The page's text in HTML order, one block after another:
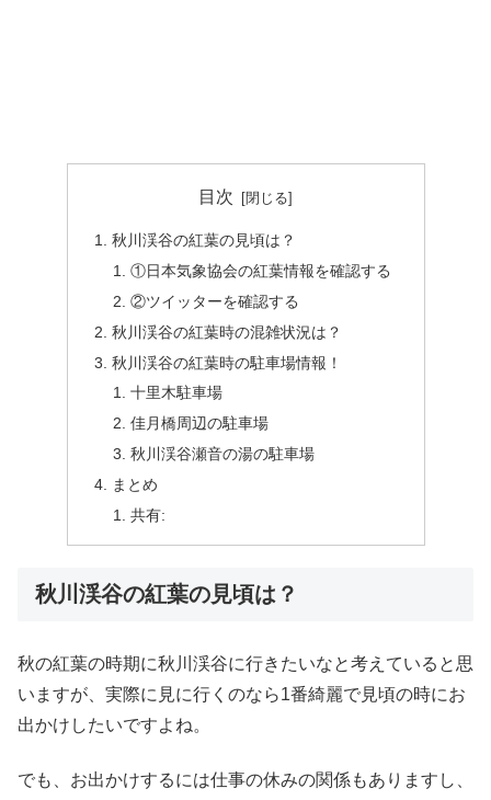
目次
秋川渓谷の紅葉の見頃は？
①日本気象協会の紅葉情報を確認する
②ツイッターを確認する
秋川渓谷の紅葉時の混雑状況は？
秋川渓谷の紅葉時の駐車場情報！
十里木駐車場
佳月橋周辺の駐車場
秋川渓谷瀬音の湯の駐車場
まとめ
共有:
秋川渓谷の紅葉の見頃は？
秋の紅葉の時期に秋川渓谷に行きたいなと考えていると思
いますが、実際に見に行くのなら1番綺麗で見頃の時にお
出かけしたいですよね。
でも、お出かけするには仕事の休みの関係もありますし、